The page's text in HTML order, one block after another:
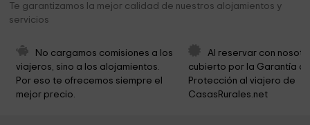
Iglesia románica de Santa María Magdalenaa de
pomarada a medias 5,2 km
5,3 km
Te garantizamos la mejor calidad de nuestros alojamientos y
servicios
No cargamos comisiones a los
viajeros, sino a los alojamientos.
Por eso te ofrecemos siempre el
mejor precio.
Al reservar con
cubierto por la Garantía
Protección al viajero de
CasasRurales.net